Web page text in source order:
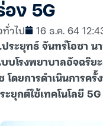
อง 5G
ทั่วไป 16 ธ.ค. 64
ระยุทธ์ จันทร์โอชา น
บโรงพยาบาลอัจฉริย
โดยการดำเนินการค
ะยุกต์ใช้เทคโนโลยี 5G